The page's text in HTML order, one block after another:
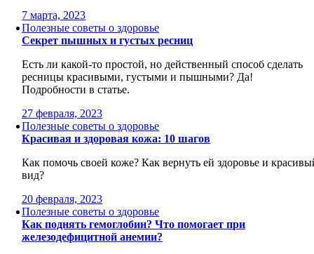
7 марта, 2023
Полезные советы о здоровье
Секрет пышных и густых ресниц
Есть ли какой-то простой, но действенный способ сделать
ресницы красивыми, густыми и пышными? Да!
Подробности в статье.
27 февраля, 2023
Полезные советы о здоровье
Красивая и здоровая кожа: 10 шагов
Как помочь своей коже? Как вернуть ей здоровье и
вид?
20 февраля, 2023
Полезные советы о здоровье
Как поднять гемоглобин? Что помогает при
железодефицитной анемии?